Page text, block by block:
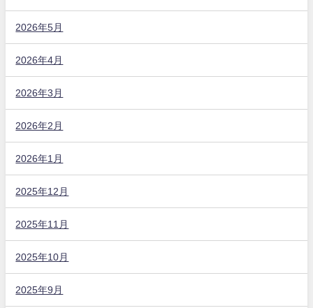
2026年5月
2026年4月
2026年3月
2026年2月
2026年1月
2025年12月
2025年11月
2025年10月
2025年9月